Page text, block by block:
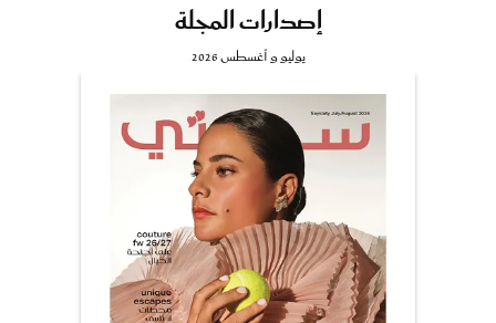
إصدارات المجلة
يوليو و أغسطس 2026